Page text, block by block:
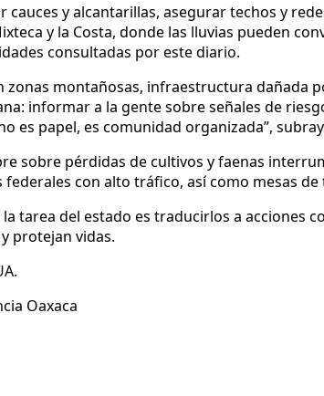
y alcantarillas, asegurar techos y
y la Costa, donde las lluvias pueden
consultadas por este diario.
zonas montañosas, infraestructura
informar a la gente sobre señales de
es papel, es comunidad organizada”,
sobre pérdidas de cultivos y faenas
con alto tráfico, así como mesas
tarea del estado es traducirlos a
protejan vidas.
Oaxaca